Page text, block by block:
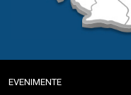
EVENIMENTE